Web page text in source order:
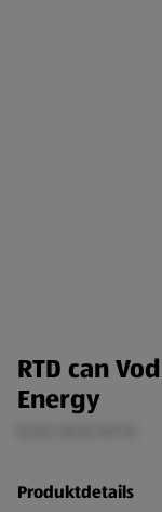
RTD can
Energy
Produktdetails